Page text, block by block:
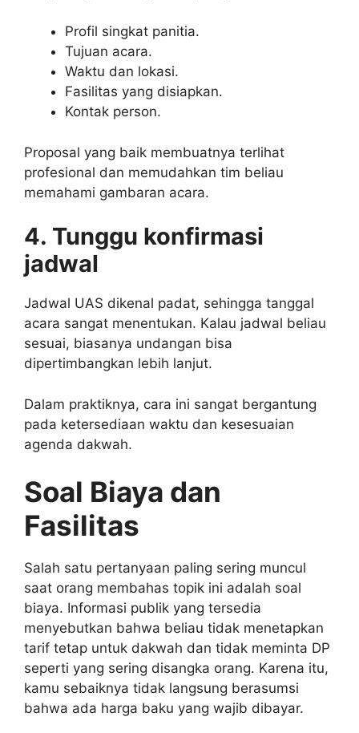
Profil singkat panitia.
Tujuan acara.
Waktu dan lokasi.
Fasilitas yang disiapkan.
Kontak person.
Proposal yang baik membuatnya terlihat
profesional dan memudahkan tim beliau
memahami gambaran acara.
4. Tunggu konfirmasi
jadwal
Jadwal UAS dikenal padat, sehingga tanggal
acara sangat menentukan. Kalau jadwal beliau
sesuai, biasanya undangan bisa
dipertimbangkan lebih lanjut.
Dalam praktiknya, cara ini sangat bergantung
pada ketersediaan waktu dan kesesuaian
agenda dakwah.
Soal Biaya dan
Fasilitas
Salah satu pertanyaan paling sering muncul
saat orang membahas topik ini adalah soal
biaya. Informasi publik yang tersedia
menyebutkan bahwa beliau tidak menetapkan
tarif tetap untuk dakwah dan tidak meminta DP
seperti yang sering disangka orang. Karena itu,
kamu sebaiknya tidak langsung berasumsi
bahwa ada harga baku yang wajib dibayar.